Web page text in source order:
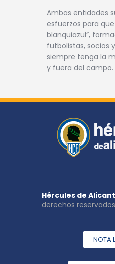
Ambas entidades
esfuerzos para
blanquiazul”,
futbolistas, socios
siempre tenga la
y fuera del campo.
Hércules de
derechos
NOTA